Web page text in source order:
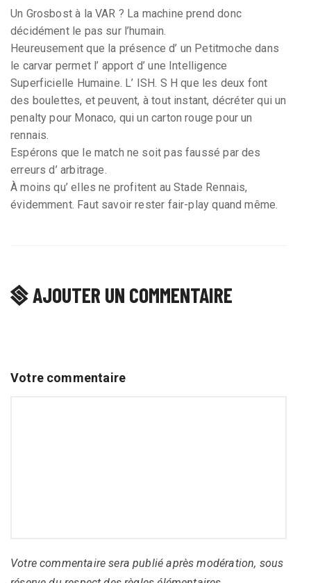
Un Grosbost à la VAR ? La machine prend donc
décidément le pas sur l’humain.
Heureusement que la présence d’ un Petitmoche dans
le carvar permet l’ apport d’ une Intelligence
Superficielle Humaine. L’ ISH. S H que les deux font
des boulettes, et peuvent, à tout instant, décréter qui un
penalty pour Monaco, qui un carton rouge pour un
rennais.
Espérons que le match ne soit pas faussé par des
erreurs d’ arbitrage.
À moins qu’ elles ne profitent au Stade Rennais,
évidemment. Faut savoir rester fair-play quand même.
AJOUTER UN COMMENTAIRE
Votre commentaire
Votre commentaire sera publié après modération, sous